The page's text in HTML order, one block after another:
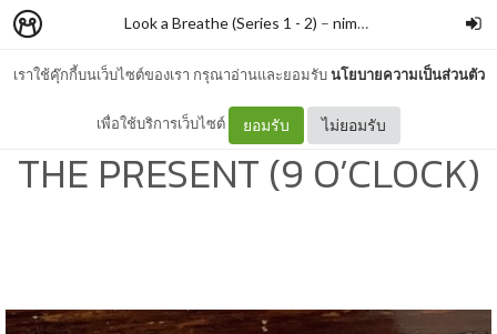
เราใช้คุ๊กกี้บนเว็บไซต์ของเรา กรุณาอ่านและยอมรับนโยบายความเป็นส่วนตัว
เพื่อใช้บริการเว็บไซต์ ยอมรับ ไม่ยอมรับ
Look a Breathe (Series 1 - 2) – nimon
#326 PRESENTS FROM
THE PRESENT (9 O’CLOCK)